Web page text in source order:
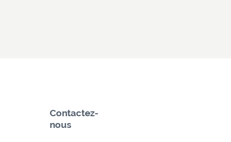
Contactez-
nous